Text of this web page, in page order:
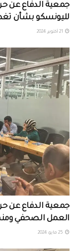
جمعية الدفاع عن
لليونسكو بشأن
جمعية الدفاع عن
العمل الصحفي